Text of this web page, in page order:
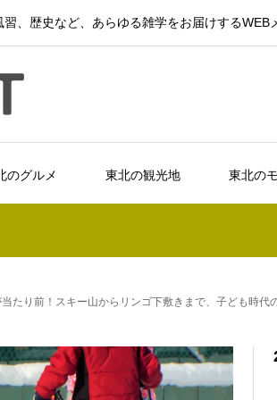
、歴史など、あらゆる雑学をお届けするWEB
のグルメ 東北の観光地 東北の
たり前！スキー山からリンゴ下敷きまで、子ども時代